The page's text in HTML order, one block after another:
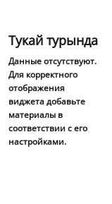
Тукай турында
Данные отсутствуют.
Для корректного
отображения
виджета добавьте
материалы в
соответствии с его
настройками.